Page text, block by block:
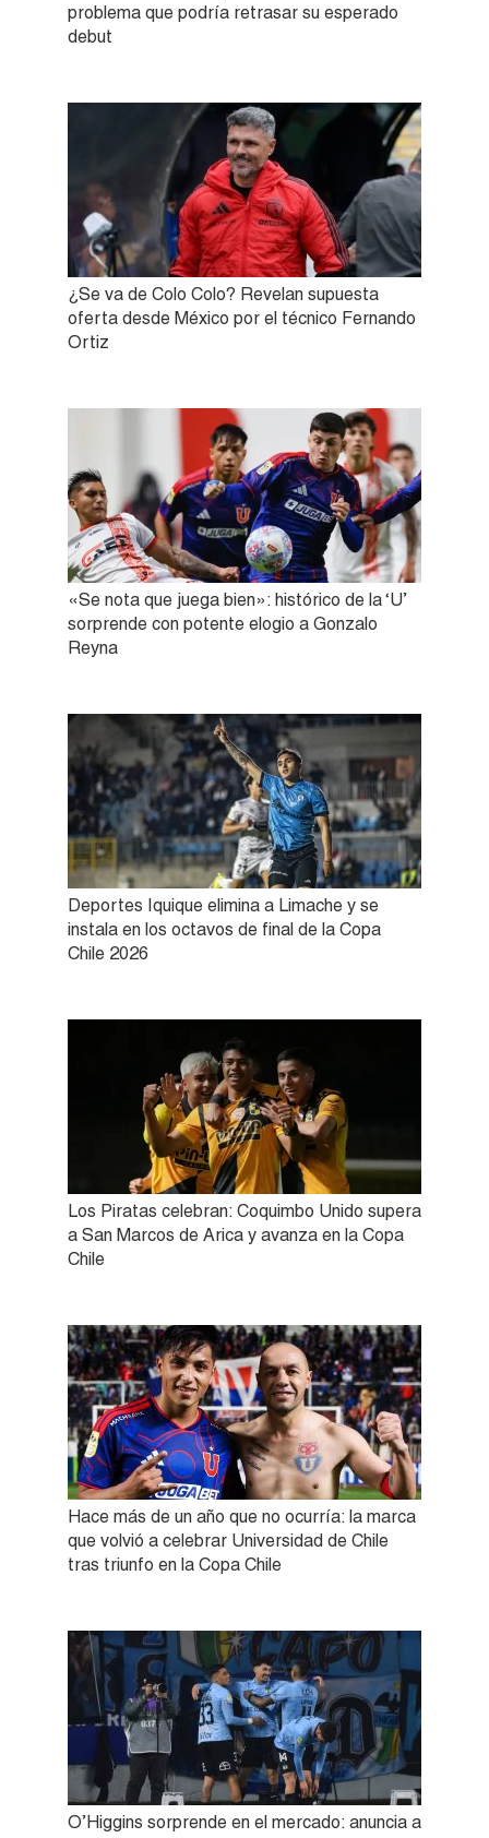
problema que podría retrasar su esperado
debut
¿Se va de Colo Colo? Revelan supuesta
oferta desde México por el técnico Fernando
Ortiz
«Se nota que juega bien»: histórico de la ‘U’
sorprende con potente elogio a Gonzalo
Reyna
Deportes Iquique elimina a Limache y se
instala en los octavos de final de la Copa
Chile 2026
Los Piratas celebran: Coquimbo Unido supera
a San Marcos de Arica y avanza en la Copa
Chile
Hace más de un año que no ocurría: la marca
que volvió a celebrar Universidad de Chile
tras triunfo en la Copa Chile
O’Higgins sorprende en el mercado: anuncia a